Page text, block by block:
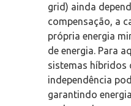
grid) ainda
compensação, a
própria energia
de energia. Para
sistemas híbridos
independência
garantindo